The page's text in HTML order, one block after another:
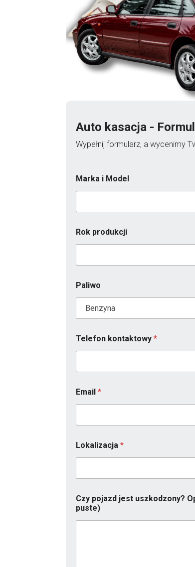
Auto kasacja -
Wypełnij formularz, a wycenimy
Marka i Model
Rok produkcji
Paliwo
Telefon kontaktowy *
Email *
Lokalizacja *
s
z
k
Czy pojazd jest uszkodzony?
puste)